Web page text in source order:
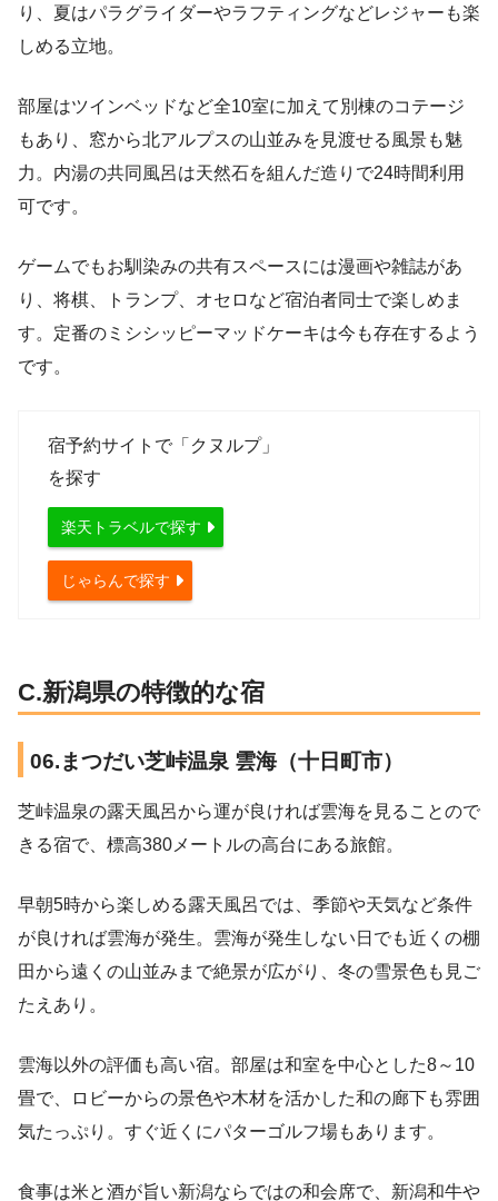
り、夏はパラグライダーやラフティングなどレジャーも楽
しめる立地。
部屋はツインベッドなど全10室に加えて別棟のコテージ
もあり、窓から北アルプスの山並みを見渡せる風景も魅
力。内湯の共同風呂は天然石を組んだ造りで24時間利用
可です。
ゲームでもお馴染みの共有スペースには漫画や雑誌があ
り、将棋、トランプ、オセロなど宿泊者同士で楽しめま
す。定番のミシシッピーマッドケーキは今も存在するよう
です。
宿予約サイトで「クヌルプ」
を探す
楽天トラベルで探す
じゃらんで探す
C.新潟県の特徴的な宿
06.まつだい芝峠温泉 雲海（十日町市）
芝峠温泉の露天風呂から運が良ければ雲海を見ることので
きる宿で、標高380メートルの高台にある旅館。
早朝5時から楽しめる露天風呂では、季節や天気など条件
が良ければ雲海が発生。雲海が発生しない日でも近くの棚
田から遠くの山並みまで絶景が広がり、冬の雪景色も見ご
たえあり。
雲海以外の評価も高い宿。部屋は和室を中心とした8～10
畳で、ロビーからの景色や木材を活かした和の廊下も雰囲
気たっぷり。すぐ近くにパターゴルフ場もあります。
食事は米と酒が旨い新潟ならではの和会席で、新潟和牛や